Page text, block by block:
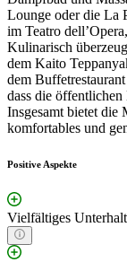
Lounge oder die La
im Teatro
Kulinarisch
dem Kaito
dem
dass die öffentlichen
Insgesamt bietet die
komfortables und
Positive Aspekte
Vielfältiges